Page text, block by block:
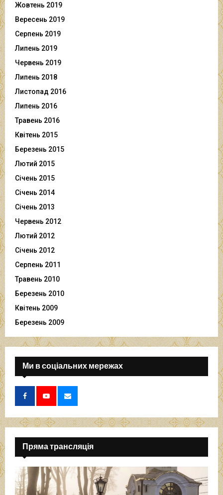
Жовтень 2019
Вересень 2019
Серпень 2019
Липень 2019
Червень 2019
Липень 2018
Листопад 2016
Липень 2016
Травень 2016
Квітень 2015
Березень 2015
Лютий 2015
Січень 2015
Січень 2014
Січень 2013
Червень 2012
Лютий 2012
Січень 2012
Серпень 2011
Травень 2010
Березень 2010
Квітень 2009
Березень 2009
Ми в соціальних мережах
Пряма трансляція